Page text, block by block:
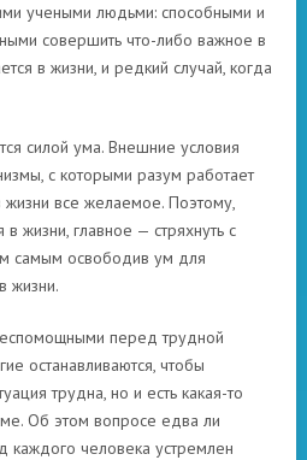
учеными людьми: способными и
совершить что-либо важное в
в жизни, и редкий случай, когда
силой ума. Внешние условия
с которыми разум работает
жизни все желаемое. Поэтому,
жизни, главное — стряхнуть с
самым освободив ум для
жизни.
перед трудной
останавливаются, чтобы
трудна, но и есть какая-то
Об этом вопросе едва ли
каждого человека устремлен